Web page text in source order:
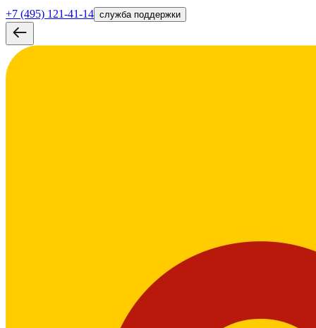
+7 (495) 121-41-14 служба поддержки